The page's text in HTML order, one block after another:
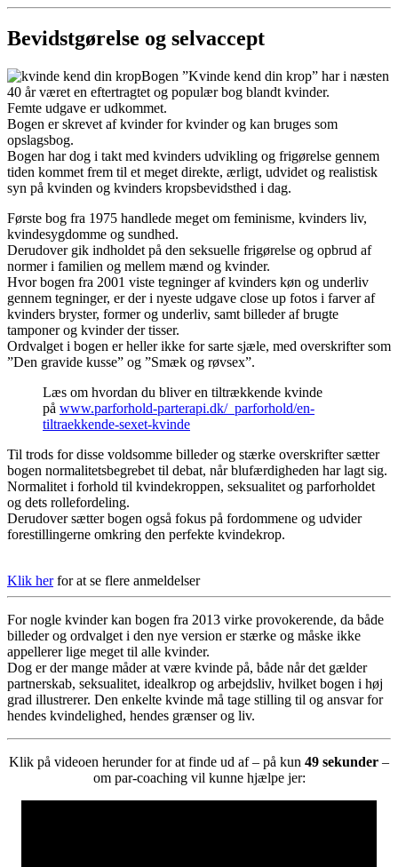
Bevidstgørelse og selvaccept
Bogen ”Kvinde kend din krop” har i næsten
40 år været en eftertragtet og populær bog blandt kvinder.
Femte udgave er udkommet.
Bogen er skrevet af kvinder for kvinder og kan bruges som
opslagsbog.
Bogen har dog i takt med kvinders udvikling og frigørelse gennem
tiden kommet frem til et meget direkte, ærligt, udvidet og realistisk
syn på kvinden og kvinders kropsbevidsthed i dag.
Første bog fra 1975 handlede meget om feminisme, kvinders liv,
kvindesygdomme og sundhed.
Derudover gik indholdet på den seksuelle frigørelse og opbrud af
normer i familien og mellem mænd og kvinder.
Hvor bogen fra 2001 viste tegninger af kvinders køn og underliv
gennem tegninger, er der i nyeste udgave close up fotos i farver af
kvinders bryster, former og underliv, samt billeder af brugte
tamponer og kvinder der tisser.
Ordvalget i bogen er heller ikke for sarte sjæle, med overskrifter som
”Den gravide kusse” og ”Smæk og røvsex”.
Læs om hvordan du bliver en tiltrækkende kvinde
på www.parforhold-parterapi.dk/_parforhold/en-
tiltraekkende-sexet-kvinde
Til trods for disse voldsomme billeder og stærke overskrifter sætter
bogen normalitetsbegrebet til debat, når blufærdigheden har lagt sig.
Normalitet i forhold til kvindekroppen, seksualitet og parforholdet
og dets rollefordeling.
Derudover sætter bogen også fokus på fordommene og udvider
forestillingerne omkring den perfekte kvindekrop.
Klik herfor at se flere anmeldelser
For nogle kvinder kan bogen fra 2013 virke provokerende, da både
billeder og ordvalget i den nye version er stærke og måske ikke
appellerer lige meget til alle kvinder.
Dog er der mange måder at være kvinde på, både når det gælder
partnerskab, seksualitet, idealkrop og arbejdsliv, hvilket bogen i høj
grad illustrerer. Den enkelte kvinde må tage stilling til og ansvar for
hendes kvindelighed, hendes grænser og liv.
Klik på videoen herunder for at finde ud af – på kun 49 sekunder –
om par-coaching vil kunne hjælpe jer: